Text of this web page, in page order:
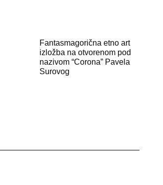
Fantasmagorična etno art
izložba na otvorenom pod
nazivom “Corona” Pavela
Surovog